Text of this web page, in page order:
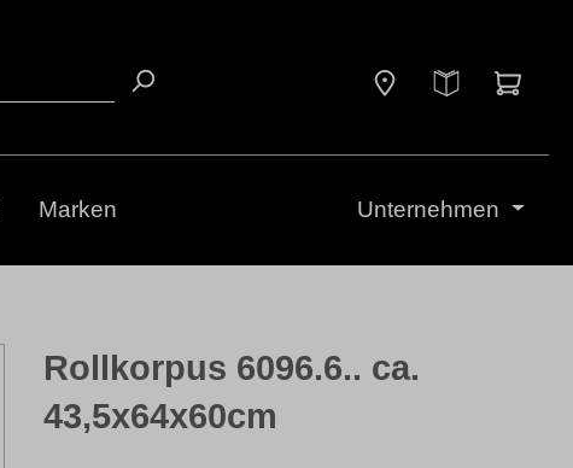
Marken Unternehmen
Rollkorpus 6096.6.. ca.
43,5x64x60cm